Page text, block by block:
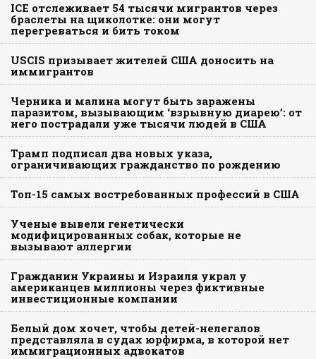
ICE отслеживает 54 тысячи мигрантов через
браслеты на щиколотке: они могут
перегреваться и бить током
USCIS призывает жителей США доносить на
иммигрантов
Черника и малина могут быть заражены
паразитом, вызывающим ‘взрывную диарею’: от
него пострадали уже тысячи людей в США
Трамп подписал два новых указа,
ограничивающих гражданство по рождению
Топ-15 самых востребованных профессий в США
Ученые вывели генетически
модифицированных собак, которые не
вызывают аллергии
Гражданин Украины и Израиля украл у
американцев миллионы через фиктивные
инвестиционные компании
Белый дом хочет, чтобы детей-нелегалов
представляла в судах юрфирма, в которой нет
иммиграционных адвокатов